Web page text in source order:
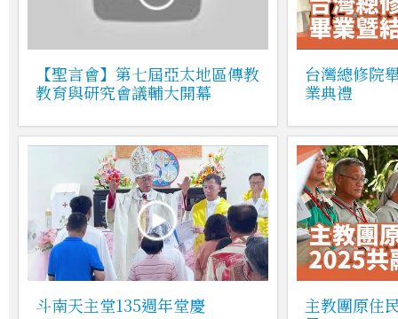
【聖言會】第七屆亞太地區傳教
教育與研究會議輔大開幕
台灣總修院
業典禮
斗南天主堂135週年堂慶
主教團原住